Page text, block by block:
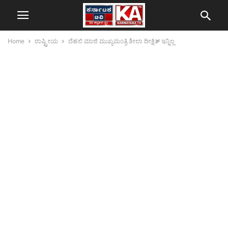
Home ರಾಷ್ಟ್ರೀಯ ದೆಹಲಿ ಮಾಜಿ ಮುಖ್ಯಮಂತ್ರಿ ಶೀಲಾ ದೀಕ್ಷಿತ್ ಇನ್ನಿಲ್ಲ